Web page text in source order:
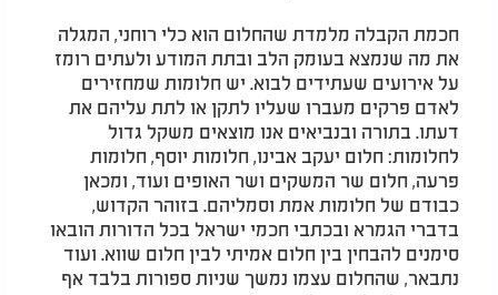
חכמת הקבלה מלמדת שהחלום הוא כלי רוחני, המגלה
את מה שנמצא בעומק הלב ובתת המודע ולעתים רומז
על אירועים שעתידים לבוא. יש חלומות שמחזירים
לאדם פרקים מעברו שעליו לתקן או לתת עליהם את
דעתו. בתורה ובנביאים אנו מוצאים משקל גדול
לחלומות: חלום יעקב אבינו, חלומות יוסף, חלומות
פרעה, חלום שר המשקים ושר האופים ועוד, ומכאן
כבודם של חלומות אמת וסמליהם. בזוהר הקדוש,
בדברי הגמרא ובכתבי חכמי ישראל בכל הדורות הובאו
סימנים להבחין בין חלום אמיתי לבין חלום שווא. ועוד
נתבאר, שהחלום עצמו נמשך שניות ספורות בלבד אף